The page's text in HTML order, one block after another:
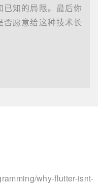
已知的局限。最后你
否愿意给这种技术长
why-flutter-isnt-